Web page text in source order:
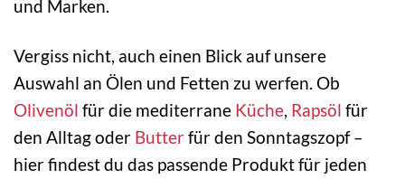
und Marken.
Vergiss nicht, auch einen Blick auf unsere
Auswahl an Ölen und Fetten zu werfen. Ob
Olivenöl für die mediterrane Küche, Rapsöl für
den Alltag oder Butterfür den Sonntagszopf –
hier findest du das passende Produkt für jeden